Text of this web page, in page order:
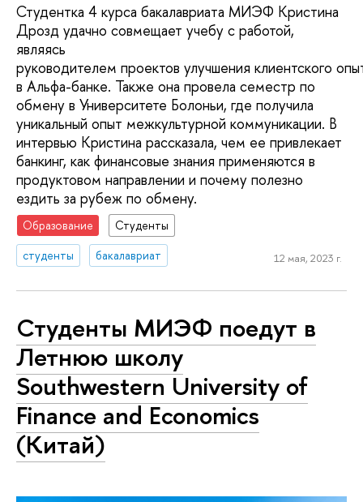
Студентка 4 курса бакалавриата МИЭФ Кристина
Дрозд удачно совмещает учебу с работой,
являясь
руководителем проектов улучшения клиентского
в Альфа-банке. Также она провела семестр по
обмену в Университете Болоньи, где получила
уникальный опыт межкультурной коммуникации. В
интервью Кристина рассказала, чем ее привлекает
банкинг, как финансовые знания применяются в
продуктовом направлении и почему полезно
ездить за рубеж по обмену.
Образование
Студенты
студенты
бакалавриат 12 мая, 2023 г.
Студенты МИЭФ поедут в
Летнюю школу
Southwestern University of
Finance and Economics
(Китай)